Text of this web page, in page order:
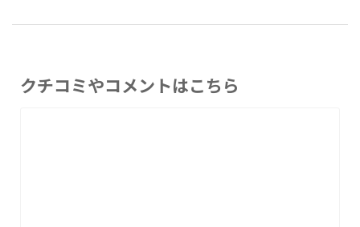
クチコミやコメントはこちら